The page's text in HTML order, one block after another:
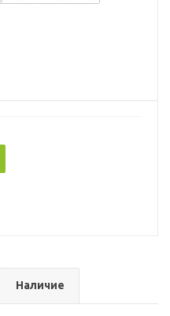
Наличие